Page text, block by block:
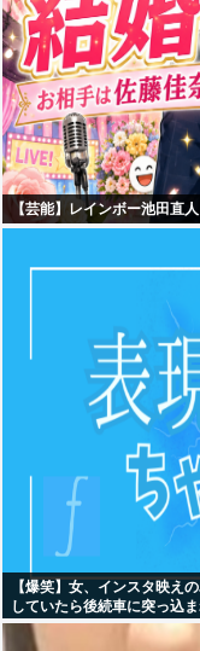
【芸能】レインボー池田直
【爆笑】女、インスタ映え
していたら後続車に突っ込